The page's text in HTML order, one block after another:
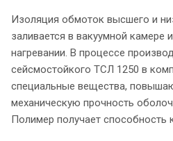
Изоляция обмоток высшего и
заливается в вакуумной камере
нагревании. В процессе
сейсмостойкого ТСЛ 1250 в
специальные вещества,
механическую прочность
Полимер получает способность